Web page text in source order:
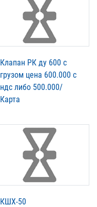
Клапан РК ду 600 с
грузом цена 600.000 с
ндс либо 500.000/
Карта
КШХ-50